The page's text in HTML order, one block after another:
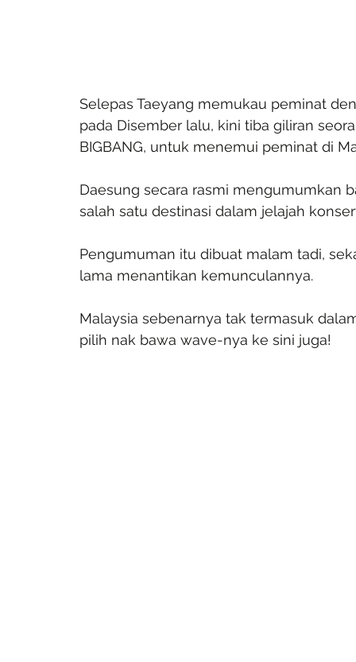
Selepas Taeyang memukau peminat
pada Disember lalu, kini tiba giliran
BIGBANG, untuk menemui peminat di
Daesung secara rasmi mengumumkan
salah satu destinasi dalam jelajah konsert
Pengumuman itu dibuat malam tadi,
lama menantikan kemunculannya.
Malaysia sebenarnya tak termasuk
pilih nak bawa wave-nya ke sini juga!